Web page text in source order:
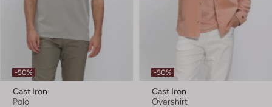
-50%
Cast Iron
Polo
-50%
Cast Iron
Overshirt